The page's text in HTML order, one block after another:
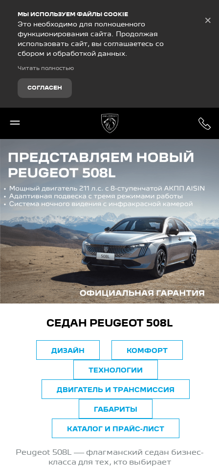
МЫ ИСПОЛЬЗУЕМ ФАЙЛЫ COOKIE
Это необходимо для полноценного
функционирования сайта. Продолжая
использовать сайт, вы соглашаетесь со
сбором и обработкой данных.
Читать полностью
СОГЛАСЕН
×
СЕДАН PEUGEOT 508L
ДИЗАЙН КОМФОРТ
ТЕХНОЛОГИИ
ДВИГАТЕЛЬ И ТРАНСМИССИЯ
ГАБАРИТЫ
КАТАЛОГ И ПРАЙС-ЛИСТ
Peugeot 508L — флагманский седан бизнес-
класса для тех, кто выбирает